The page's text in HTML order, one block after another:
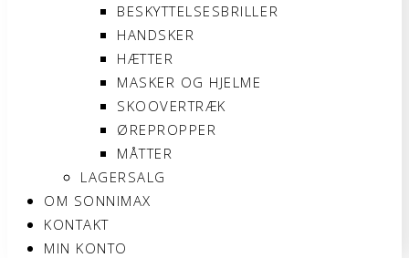
BESKYTTELSESBRILLER
HANDSKER
HÆTTER
MASKER OG HJELME
SKOOVERTRÆK
ØREPROPPER
MÅTTER
LAGERSALG
OM SONNIMAX
KONTAKT
MIN KONTO